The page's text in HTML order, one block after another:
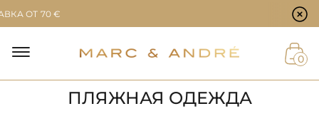
0
70 €
ПЛЯЖНАЯ ОДЕЖДА